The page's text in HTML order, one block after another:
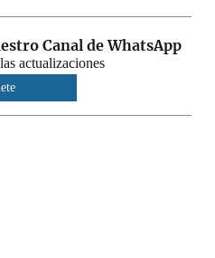
Canal de WhatsApp
actualizaciones